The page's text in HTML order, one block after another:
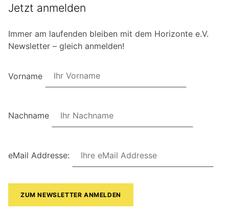
Jetzt anmelden
Immer am laufenden bleiben mit dem Horizonte e.V.
Newsletter – gleich anmelden!
Vorname
Nachname
eMail Addresse: